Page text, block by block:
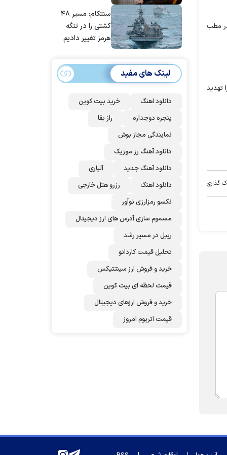
مطب
تهدید
گذاری
مردم ایران استسنتکام: مسیر ۴۸
کشتی را در تنگه
هرمز تغییر دادیم
لینک های مفید
دانلود اهنگ
خرید بیت کوین
پنجره دوجداره
راز بقا
نمایندگی مجاز بوش
دانلود آهنگ رز‌ موزیک
دانلود آهنگ جدید
آلپاری
دانلود اهنگ
رزرو هتل خارجی
نکسو رمزارزی نوآور
مسموم سازی آدرس های ارز دیجیتال
ریپل در مسیر رشد
تحلیل قیمت کاردانو
خرید و فروش ارز سینتتیکس
قیمت لحظه ای بیت کوین
خرید و فروش ارزهای دیجیتال
قیمت اتریوم امروز